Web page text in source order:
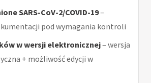
SARS-CoV-2/COVID-19–
pod wymagania kontroli
w wersji elektronicznej– wersja
+ możliwość edycji w